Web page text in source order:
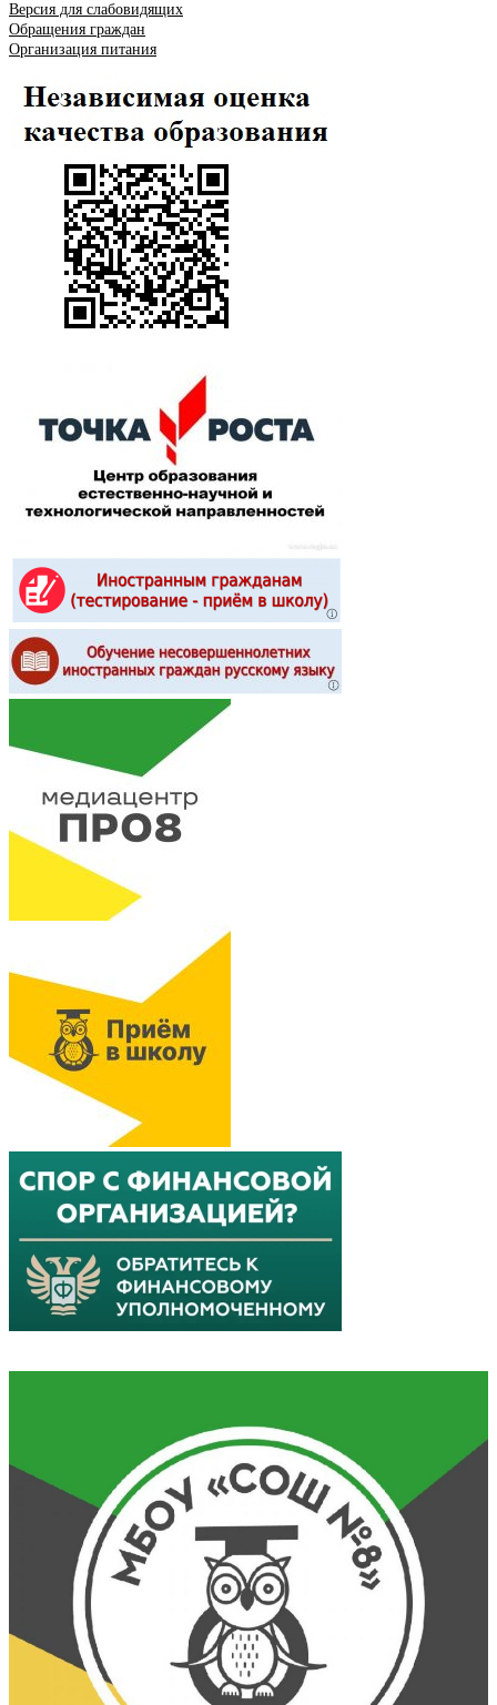
Версия для слабовидящих
Обращения граждан
Организация питания